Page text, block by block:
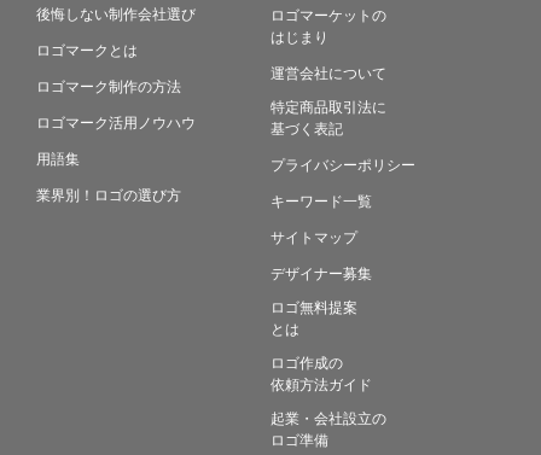
後悔しない制作会社選び
ロゴマークとは
ロゴマーク制作の方法
ロゴマーク活用ノウハウ
用語集
業界別！ロゴの選び方
ロゴマーケットの
はじまり
運営会社について
特定商品取引法に
基づく表記
プライバシーポリシー
キーワード一覧
サイトマップ
デザイナー募集
ロゴ無料提案
とは
ロゴ作成の
依頼方法ガイド
起業・会社設立の
ロゴ準備